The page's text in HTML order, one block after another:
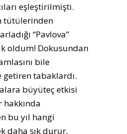
eşleştirilmişti.
tütülerinden
“Pavlova”
oldum! Dokusundan
bile
tabaklardı.
büyüteç etkisi
bu yıl hangi
daha şık durur,